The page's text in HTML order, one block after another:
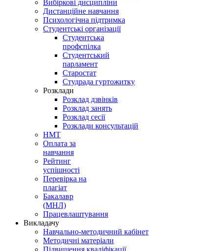
Вибіркові дисципліни
Дистанційне навчання
Психологічна підтримка
Студентські організації
Студентська
профспілка
Студентський
парламент
Старостат
Студрада гуртожитку
Розклади
Розклад дзвінків
Розклад занять
Розклад сесії
Розклади консультацій
НМТ
Оплата за
навчання
Рейтинг
успішності
Перевірка на
плагіат
Бакалавр
(МНЛ)
Працевлаштування
Викладачу
Навчально-методичний кабінет
Методичні матеріали
Підвищення кваліфікації